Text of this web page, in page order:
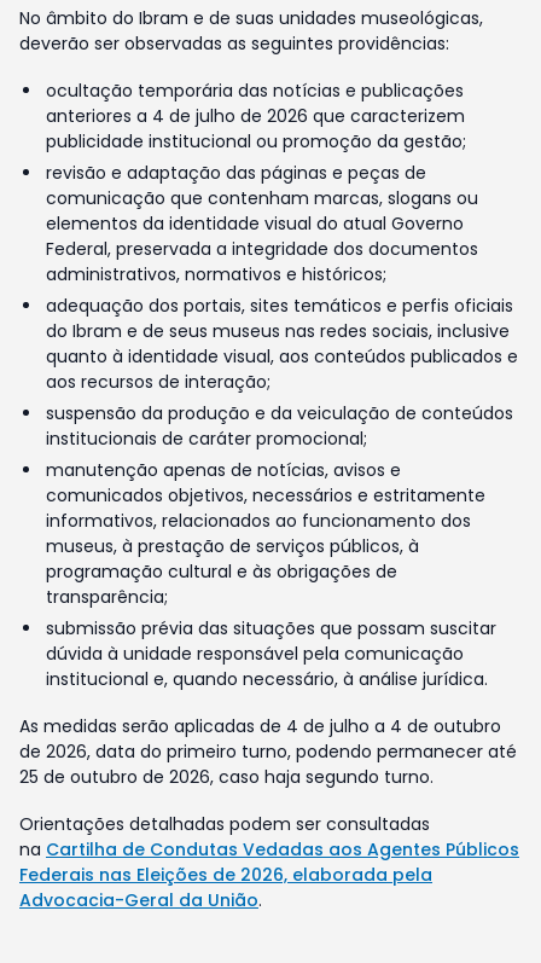
No âmbito do Ibram e de suas unidades museológicas,
deverão ser observadas as seguintes providências:
ocultação temporária das notícias e publicações
anteriores a 4 de julho de 2026 que caracterizem
publicidade institucional ou promoção da gestão;
revisão e adaptação das páginas e peças de
comunicação que contenham marcas, slogans ou
elementos da identidade visual do atual Governo
Federal, preservada a integridade dos documentos
administrativos, normativos e históricos;
adequação dos portais, sites temáticos e perfis oficiais
do Ibram e de seus museus nas redes sociais, inclusive
quanto à identidade visual, aos conteúdos publicados e
aos recursos de interação;
suspensão da produção e da veiculação de conteúdos
institucionais de caráter promocional;
manutenção apenas de notícias, avisos e
comunicados objetivos, necessários e estritamente
informativos, relacionados ao funcionamento dos
museus, à prestação de serviços públicos, à
programação cultural e às obrigações de
transparência;
submissão prévia das situações que possam suscitar
dúvida à unidade responsável pela comunicação
institucional e, quando necessário, à análise jurídica.
As medidas serão aplicadas de 4 de julho a 4 de outubro
de 2026, data do primeiro turno, podendo permanecer até
25 de outubro de 2026, caso haja segundo turno.
Orientações detalhadas podem ser consultadas
na Cartilha de Condutas Vedadas aos Agentes Públicos
Federais nas Eleições de 2026, elaborada pela
Advocacia-Geral da União.